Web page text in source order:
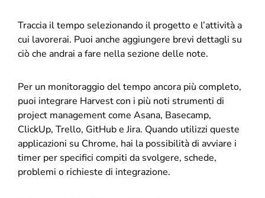
Traccia il tempo selezionando il progetto e l’attività a
cui lavorerai. Puoi anche aggiungere brevi dettagli su
ciò che andrai a fare nella sezione delle note.
Per un monitoraggio del tempo ancora più completo,
puoi integrare Harvest con i più noti strumenti di
project management come Asana, Basecamp,
ClickUp, Trello, GitHub e Jira. Quando utilizzi queste
applicazioni su Chrome, hai la possibilità di avviare i
timer per specifici compiti da svolgere, schede,
problemi o richieste di integrazione.